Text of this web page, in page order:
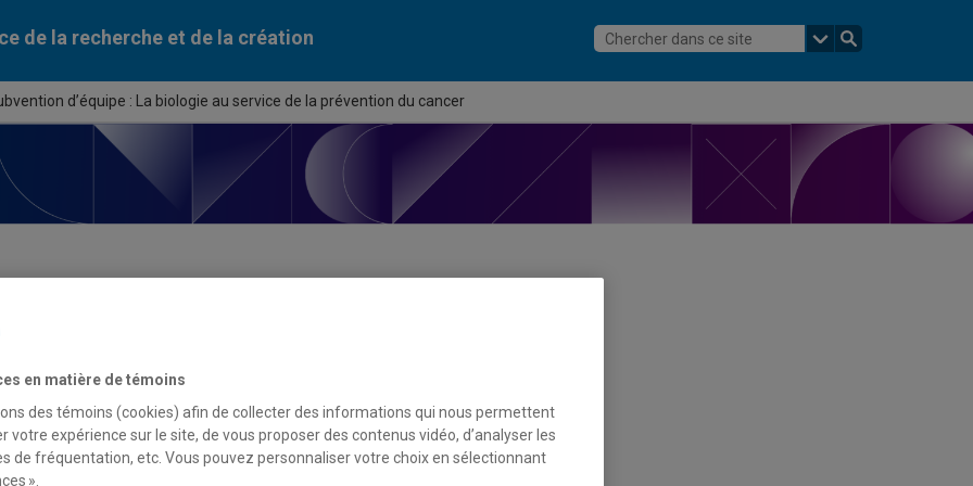
de la recherche et de la création
d’équipe : La biologie au service de la prévention du cancer
de financement
d’équipe : La biologie au service de la prévention du cancer
en matière de témoins
des témoins (cookies) afin de collecter des informations qui nous permettent
votre expérience sur le site, de vous proposer des contenus vidéo, d’analyser les
de fréquentation, etc. Vous pouvez personnaliser votre choix en sélectionnant
».